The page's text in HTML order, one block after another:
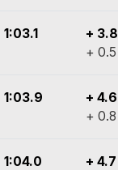
1:03.1
+ 3.8
+ 0.5
1:03.9
+ 4.6
+ 0.8
1:04.0
+ 4.7